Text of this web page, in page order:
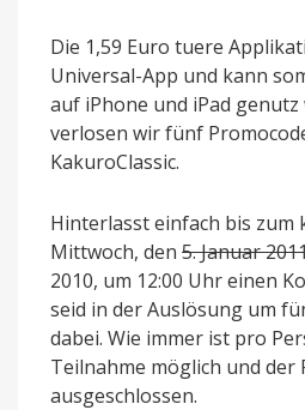
Die 1,59 Euro tuere
Universal-App und kann
auf iPhone und iPad
verlosen wir fünf
KakuroClassic.
Hinterlasst einfach bis zum
Mittwoch, den 5. Januar
2010, um 12:00 Uhr einen
seid in der Auslösung um
dabei. Wie immer ist pro
Teilnahme möglich und der
ausgeschlossen.